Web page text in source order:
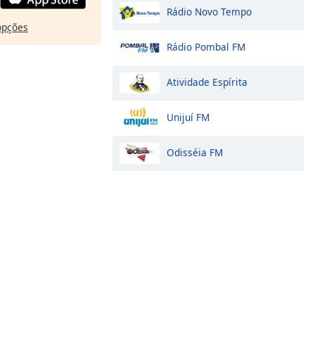
Rádio Novo Tempo
Rádio Pombal FM
Atividade Espírita
Unijuí FM
Odisséia FM